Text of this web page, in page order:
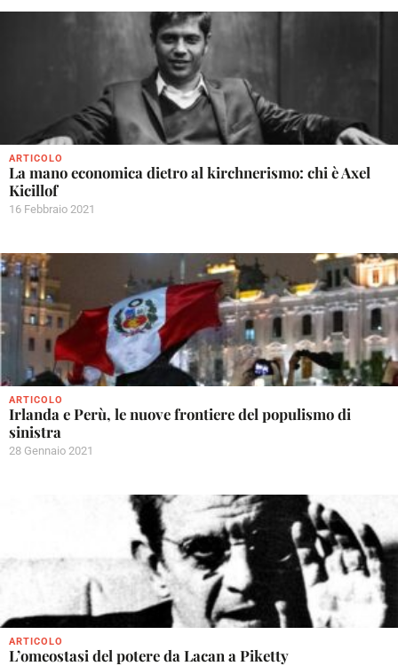
ARTICOLO
La mano economica dietro al kirchnerismo: chi è Axel
Kicillof
16 Febbraio 2021
ARTICOLO
Irlanda e Perù, le nuove frontiere del populismo di
sinistra
28 Gennaio 2021
ARTICOLO
L’omeostasi del potere da Lacan a Piketty